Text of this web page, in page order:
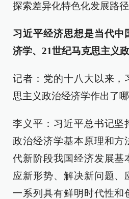
探索差异化特色化发展路径
习近平经济思想是当代中
济学、21世纪马克思主义
记者：党的十八大以来，
思主义政治经济学作出了
李义平：习近平总书记坚
政治经济学基本原理和方
代新阶段我国经济发展基
应新形势、解决新问题、
一系列具有鲜明时代性和